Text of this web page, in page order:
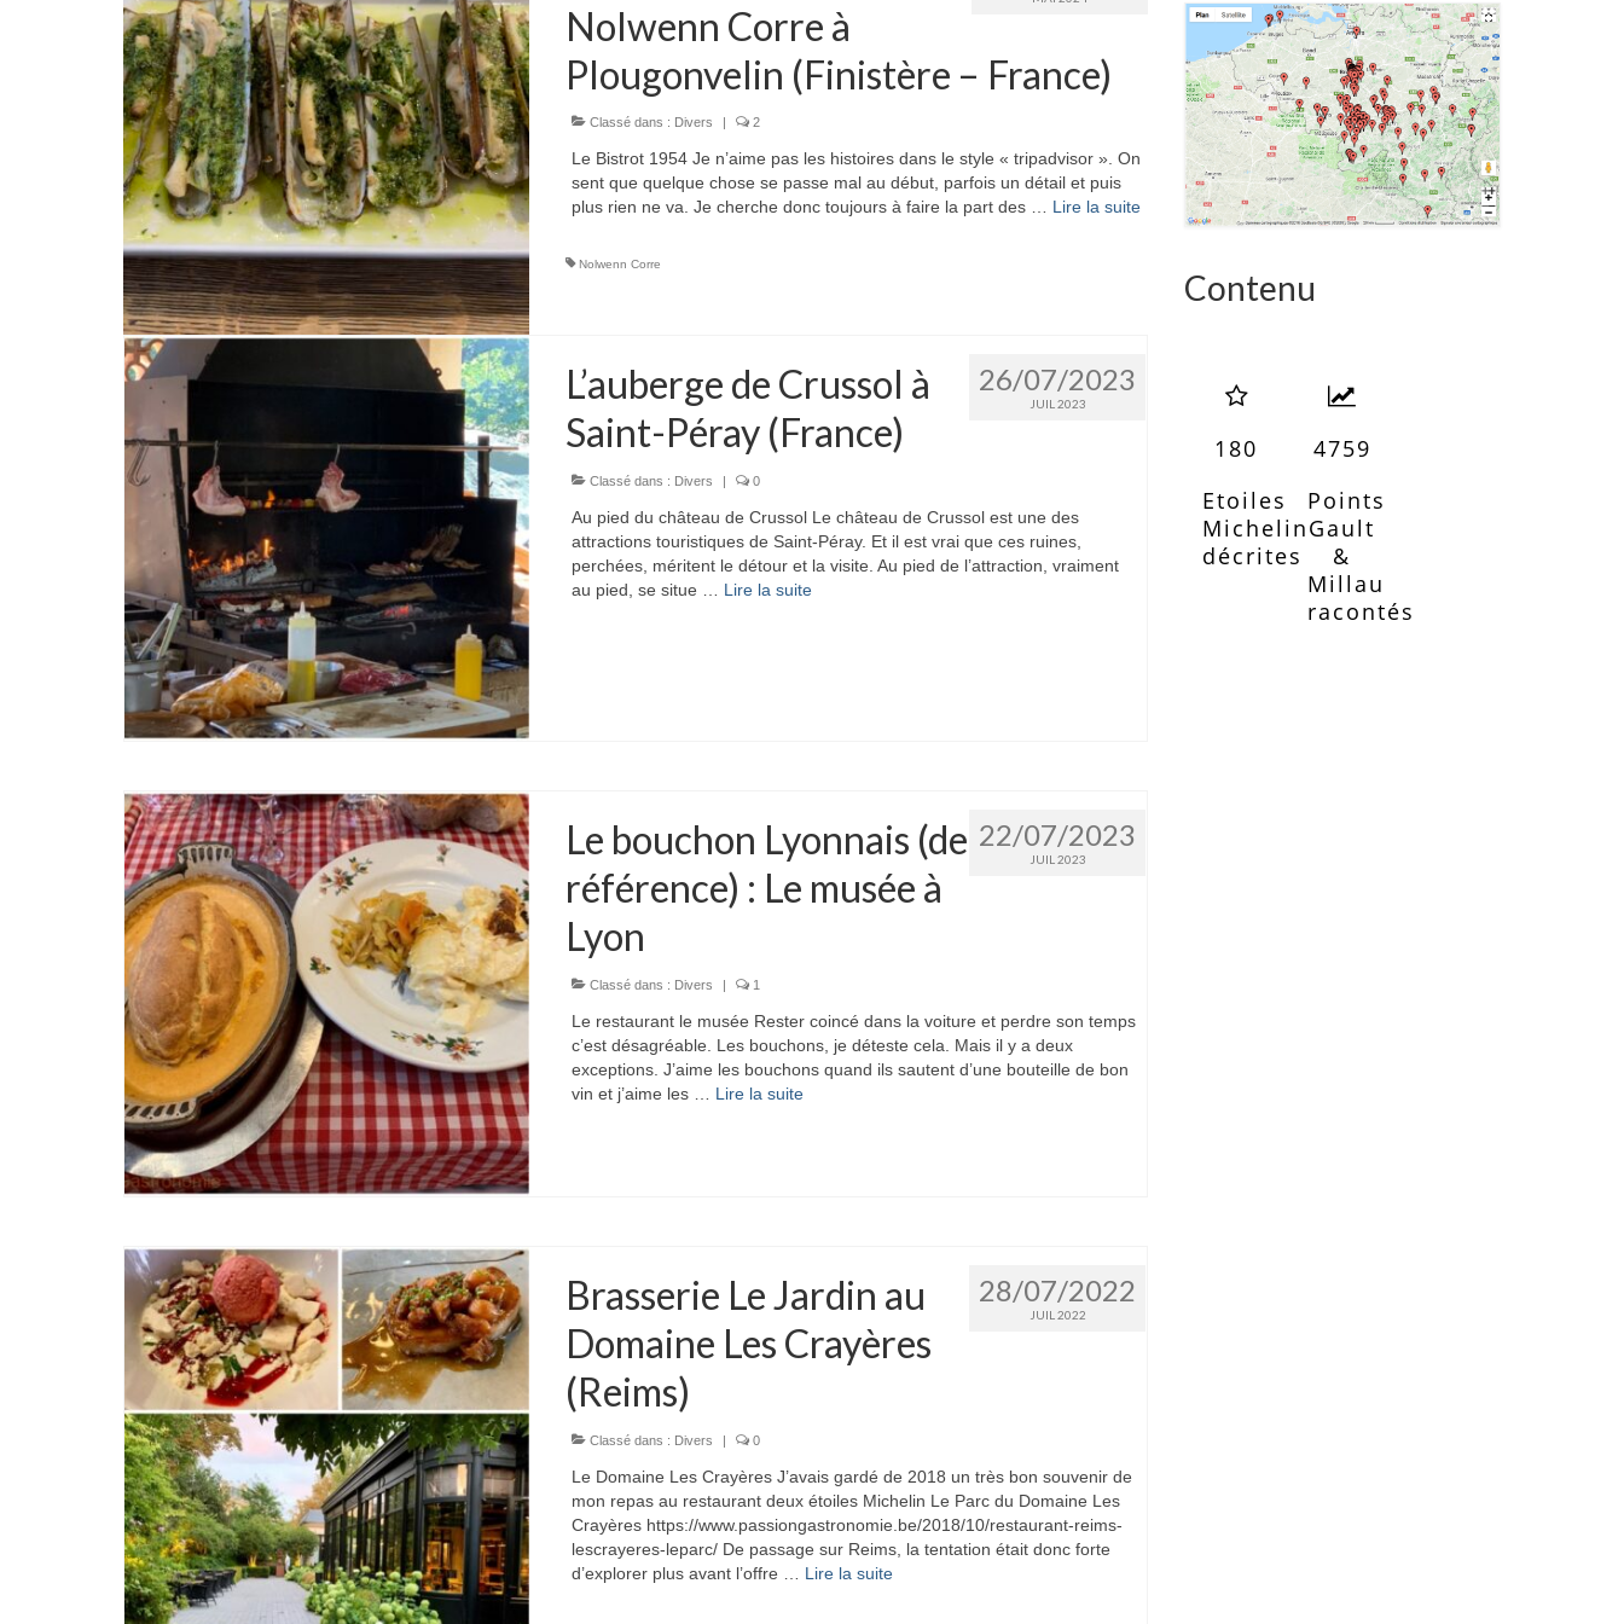
Nolwenn Corre à
Plougonvelin (Finistère – France)
Classé dans : Divers 2
Le Bistrot 1954 Je n’aime pas les histoires dans le style « tripadvisor ». On
sent que quelque chose se passe mal au début, parfois un détail et puis
plus rien ne va. Je cherche donc toujours à faire la part des … Lire la suite­­
Nolwenn Corre
26/07/2023
JUIL 2023
L’auberge de Crussol à
Saint-Péray (France)
Classé dans : Divers | 0
Au pied du château de Crussol Le château de Crussol est une des
attractions touristiques de Saint-Péray. Et il est vrai que ces ruines,
perchées, méritent le détour et la visite. Au pied de l’attraction, vraiment
au pied, se situe … Lire la suite­­
22/07/2023
JUIL 2023
Le bouchon Lyonnais (de
référence) : Le musée à
Lyon
Classé dans : Divers | 1
Le restaurant le musée Rester coincé dans la voiture et perdre son temps
c’est désagréable. Les bouchons, je déteste cela. Mais il y a deux
exceptions. J’aime les bouchons quand ils sautent d’une bouteille de bon
vin et j’aime les … Lire la suite­­
28/07/2022
JUIL 2022
Brasserie Le Jardin au
Domaine Les Crayères
(Reims)
Classé dans : Divers | 0
Le Domaine Les Crayères J’avais gardé de 2018 un très bon souvenir de
mon repas au restaurant deux étoiles Michelin Le Parc du Domaine Les
Crayères https://www.passiongastronomie.be/2018/10/restaurant-reims-
lescrayeres-leparc/ De passage sur Reims, la tentation était donc forte
d’explorer plus avant l’offre … Lire la suite­­
Contenu
180
Etoiles
Michelin
décrites
4759
Points
Gault
&
Millau
racontés